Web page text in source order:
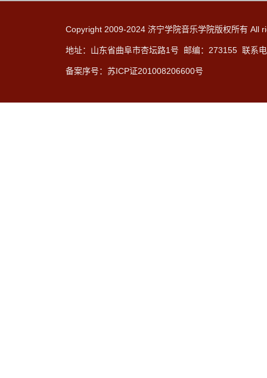
Copyright 2009-2024 济宁学院音乐学院版权所有 All
地址：山东省曲阜市杏坛路1号 邮编：273155 联系
备案序号：苏ICP证201008206600号